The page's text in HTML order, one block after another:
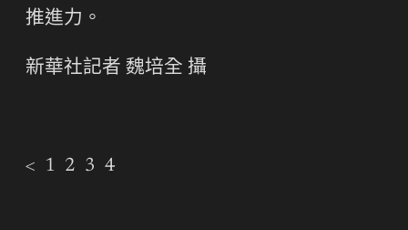
推進力。
新華社記者 魏培全 攝
< 1 2 3 4